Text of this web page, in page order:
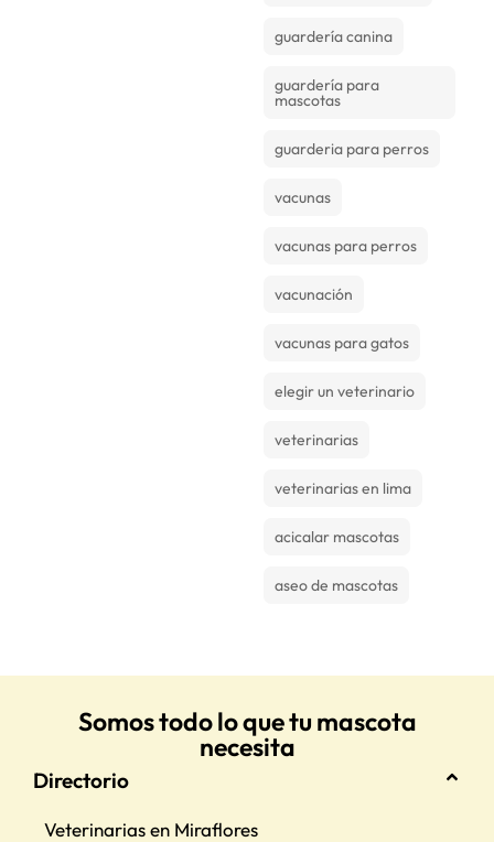
guardería canina
guardería para
mascotas
guarderia para perros
vacunas
vacunas para perros
vacunación
vacunas para gatos
elegir un veterinario
veterinarias
veterinarias en lima
acicalar mascotas
aseo de mascotas
Somos todo lo que tu mascota
necesita
Directorio
Veterinarias en Miraflores